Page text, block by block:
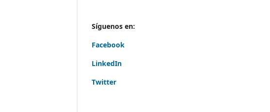
Síguenos en:
Facebook
LinkedIn
Twitter